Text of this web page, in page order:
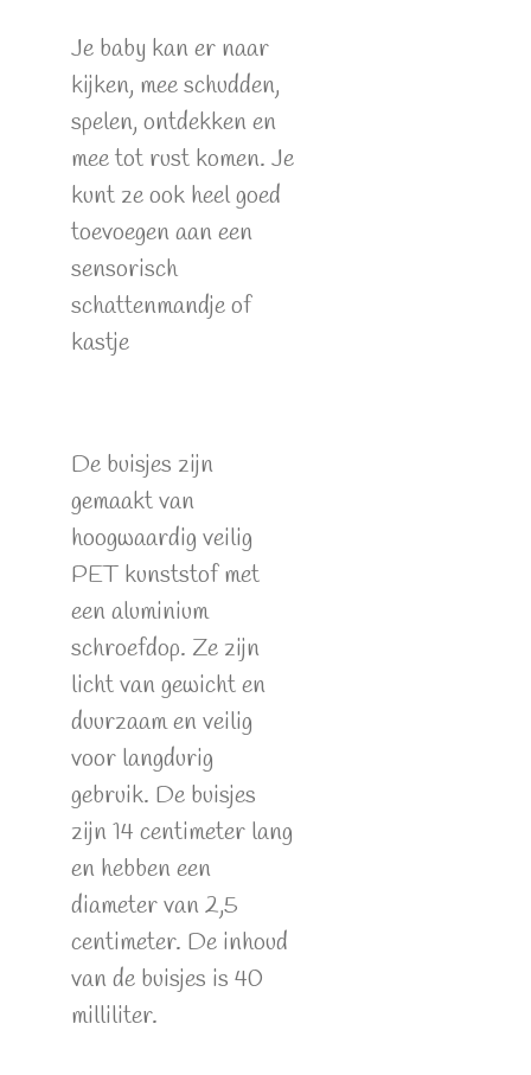
Je baby kan er naar
kijken, mee schudden,
spelen, ontdekken en
mee tot rust komen. Je
kunt ze ook heel goed
toevoegen aan een
sensorisch
schattenmandje of
kastje
De buisjes zijn
gemaakt van
hoogwaardig veilig
PET kunststof met
een aluminium
schroefdop. Ze zijn
licht van gewicht en
duurzaam en veilig
voor langdurig
gebruik. De buisjes
zijn 14 centimeter lang
en hebben een
diameter van 2,5
centimeter. De inhoud
van de buisjes is 40
milliliter.